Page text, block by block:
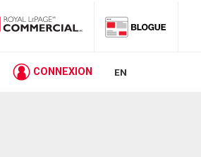
CONNEXION EN